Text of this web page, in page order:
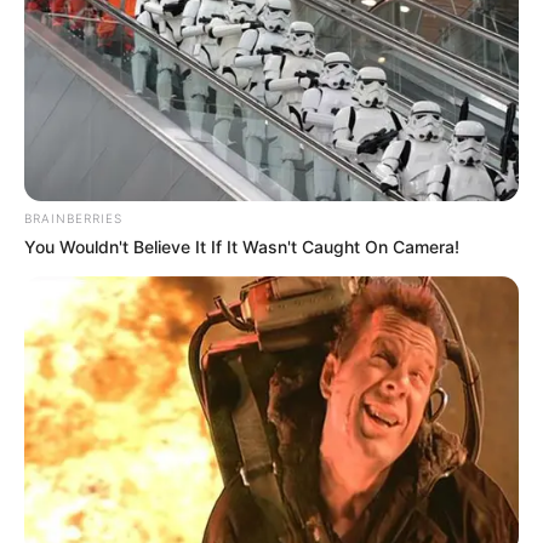
Die schönsten Wochenendreiseziele
Die attraktivsten Wellnesshotels in Deutschland
Vorschläge für Urlaubsziele auf der ganzen
BRAINBERRIES
You Wouldn't Believe It If It Wasn't Caught On Camera!